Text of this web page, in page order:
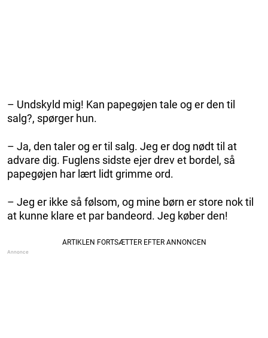
– Undskyld mig! Kan papegøjen tale og er den til
salg?, spørger hun.
– Ja, den taler og er til salg. Jeg er dog nødt til at
advare dig. Fuglens sidste ejer drev et bordel, så
papegøjen har lært lidt grimme ord.
– Jeg er ikke så følsom, og mine børn er store nok til
at kunne klare et par bandeord. Jeg køber den!